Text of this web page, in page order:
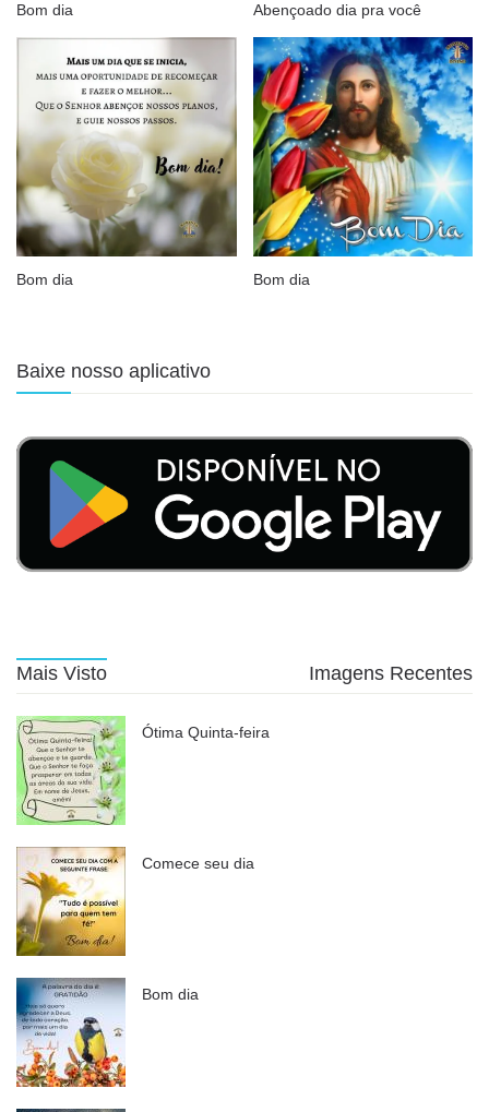
Bom dia Abençoado dia pra você
Bom dia Bom dia
Baixe nosso aplicativo
Mais Visto Imagens Recentes
Ótima Quinta-feira
Comece seu dia
Bom dia